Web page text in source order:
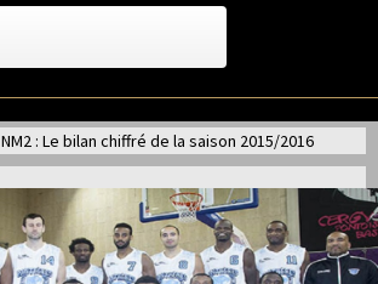
NM2 : Le bilan chiffré de la saison 2015/2016